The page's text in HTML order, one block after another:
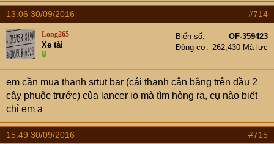
13:06 30/09/2016 #714
Long265
Xe tải
Biển số
OF-359423
Động cơ
262,430 Mã lực
em cần mua thanh srtut bar (cái thanh cân bằng trên đầu 2
cây phuộc trước) của lancer io mà tìm hỏng ra, cụ nào biết
chỉ em ạ
15:49 30/09/2016 #715